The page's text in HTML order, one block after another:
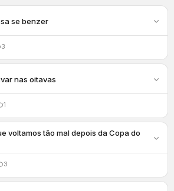
se benzer
3
nas oitavas
1
voltamos tão mal depois da Copa do
3